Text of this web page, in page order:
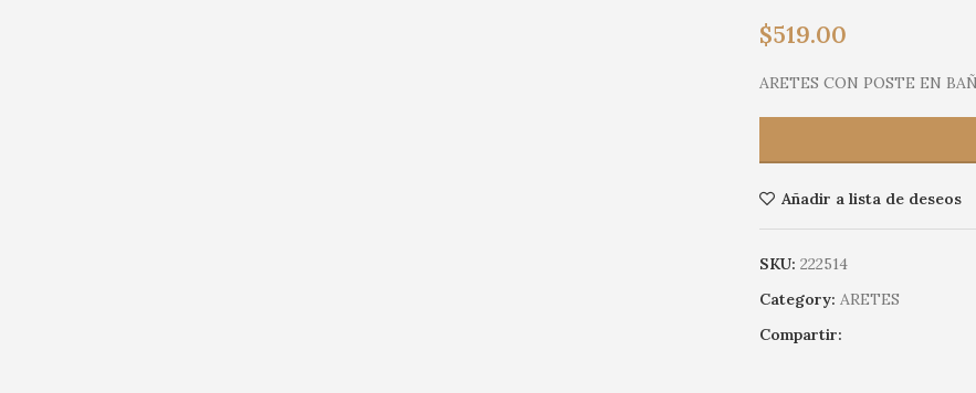
$519.00
ARETES CON POSTE EN
Añadir a lista de deseos
SKU: 222514
Category: ARETES
Compartir: